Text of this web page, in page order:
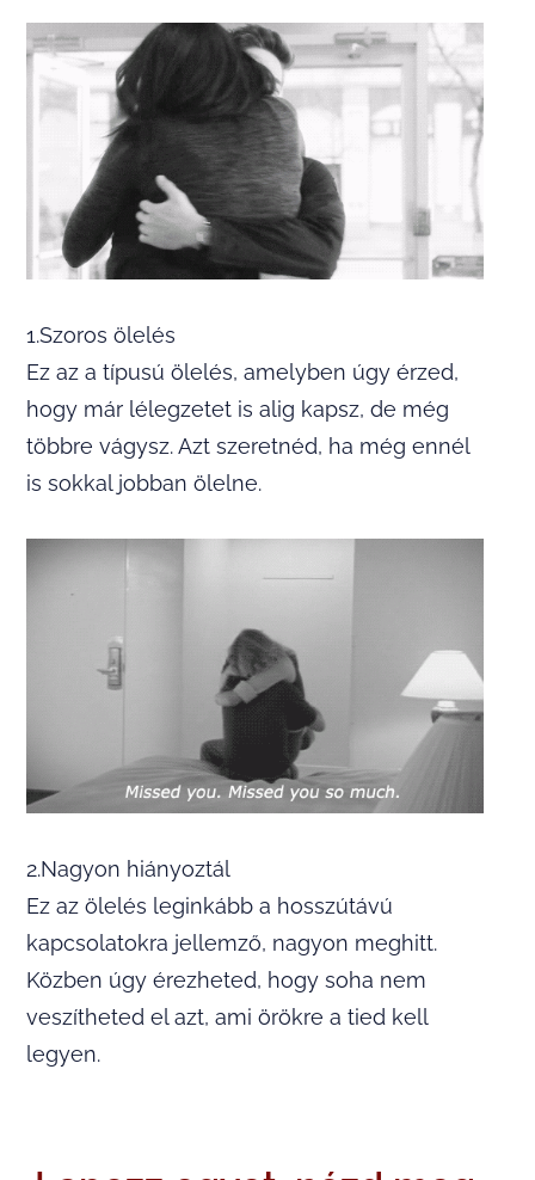
1.Szoros ölelés
Ez az a típusú ölelés, amelyben úgy érzed,
hogy már lélegzetet is alig kapsz, de még
többre vágysz. Azt szeretnéd, ha még ennél
is sokkal jobban ölelne.
2.Nagyon hiányoztál
Ez az ölelés leginkább a hosszútávú
kapcsolatokra jellemző, nagyon meghitt.
Közben úgy érezheted, hogy soha nem
veszítheted el azt, ami örökre a tied kell
legyen.